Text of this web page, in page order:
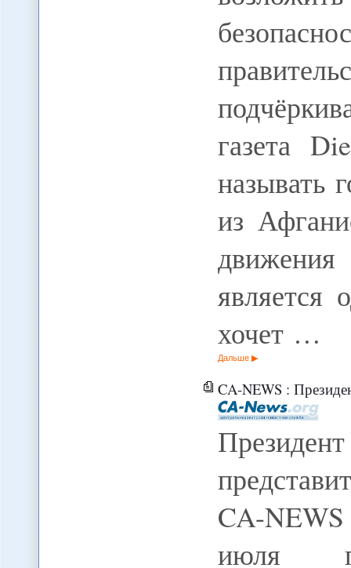
газета
называть
из
является
хочет …
Дальше
CA-NEWS :
CA-
июля